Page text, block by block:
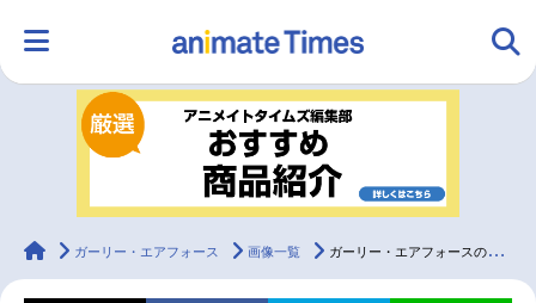
ランキング アニメ
ラジオ グッズ
animateTimes
ガーリー・エアフォース 画像一覧 ガーリー・エアフォースの画像をまとめました